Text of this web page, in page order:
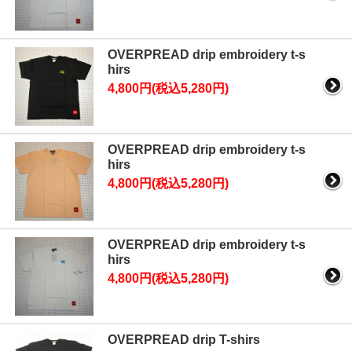
OVERPREAD drip embroidery t-s
hirs
4,800円(税込5,280円)
OVERPREAD drip embroidery t-s
hirs
4,800円(税込5,280円)
OVERPREAD drip embroidery t-s
hirs
4,800円(税込5,280円)
OVERPREAD drip T-shirs